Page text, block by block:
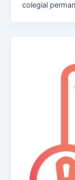
colegial